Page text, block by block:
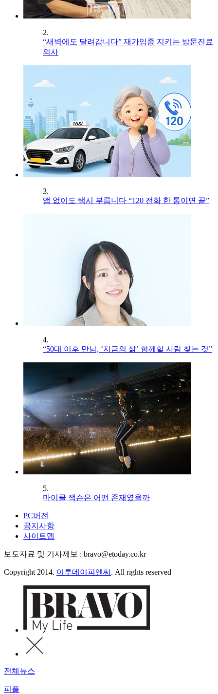
2.
“새벽에도 달려갑니다” 재가임종 지키는 방문진료
의사
3.
앱 없이도 택시 부릅니다 “120 전화 한 통이면 끝”
4.
“50대 이후 만남, ‘지금의 삶’ 함께할 사람 찾는 것”
5.
마이클 잭슨은 어떤 존재였을까
PC버전
공지사항
사이트맵
보도자료 및 기사제보 : bravo@etoday.co.kr
Copyright 2014. 이투데이피엔씨 . All rights reserved
전체뉴스
피플